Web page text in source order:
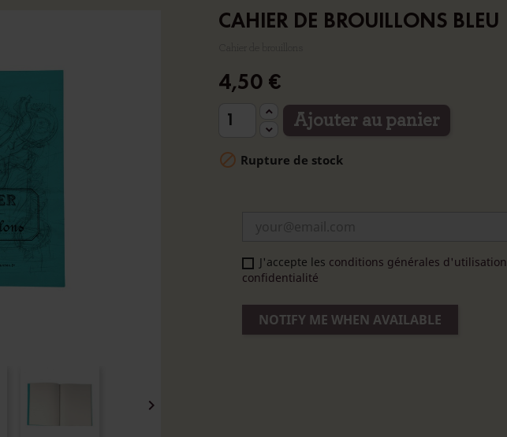

CAHIER DE BROUILLONS BLEU
4,50 €
Ajouter au panier
 Rupture de stock
J'accepte les conditions générales d'utilisation
confidentialité
NOTIFY ME WHEN AVAILABLE